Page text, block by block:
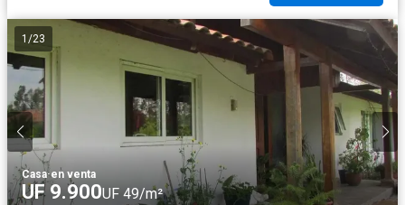
1 /23
Casa·en venta
UF 9.900UF 49/m²